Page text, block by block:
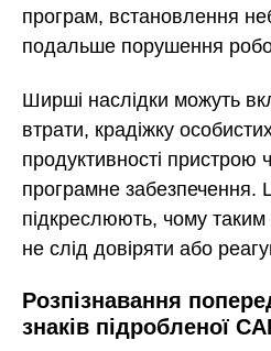
програм, встановлення
подальше порушення
Ширші наслідки можуть
втрати, крадіжку
продуктивності пристрою
програмне забезпечення.
підкреслюють, чому
не слід довіряти або
Розпізнавання
знаків підробленої